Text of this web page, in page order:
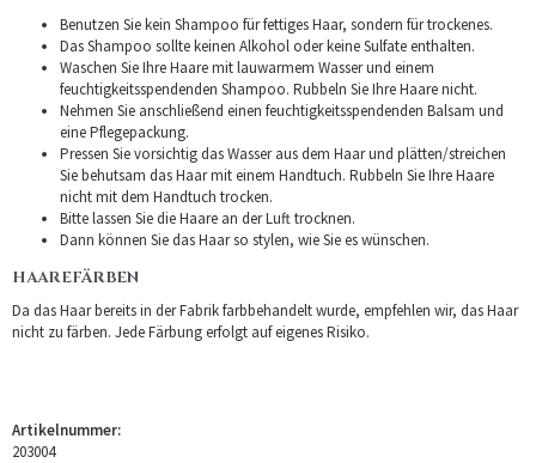
Benutzen Sie kein Shampoo für fettiges Haar, sondern für trockenes.
Das Shampoo sollte keinen Alkohol oder keine Sulfate enthalten.
Waschen Sie Ihre Haare mit lauwarmem Wasser und einem
feuchtigkeitsspendenden Shampoo. Rubbeln Sie Ihre Haare nicht.
Nehmen Sie anschließend einen feuchtigkeitsspendenden Balsam und
eine Pflegepackung.
Pressen Sie vorsichtig das Wasser aus dem Haar und plätten/streichen
Sie behutsam das Haar mit einem Handtuch. Rubbeln Sie Ihre Haare
nicht mit dem Handtuch trocken.
Bitte lassen Sie die Haare an der Luft trocknen.
Dann können Sie das Haar so stylen, wie Sie es wünschen.
HAAREFÄRBEN
Da das Haar bereits in der Fabrik farbbehandelt wurde, empfehlen wir, das Haar
nicht zu färben. Jede Färbung erfolgt auf eigenes Risiko.
Artikelnummer:
203004